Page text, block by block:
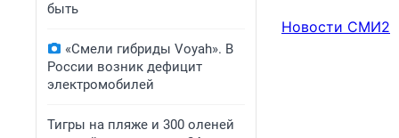
быть
«Смели гибриды Voyah». В
России возник дефицит
электромобилей
Тигры на пляже и 300 оленей
Новости СМИ2